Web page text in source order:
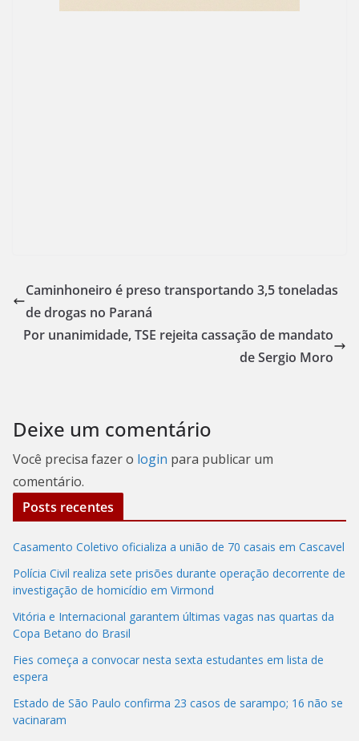
Caminhoneiro é preso transportando 3,5 toneladas
de drogas no Paraná
Por unanimidade, TSE rejeita cassação de mandato
de Sergio Moro
Deixe um comentário
Você precisa fazer o login para publicar um
comentário.
Posts recentes
Casamento Coletivo oficializa a união de 70 casais em Cascavel
Polícia Civil realiza sete prisões durante operação decorrente de
investigação de homicídio em Virmond
Vitória e Internacional garantem últimas vagas nas quartas da
Copa Betano do Brasil
Fies começa a convocar nesta sexta estudantes em lista de
espera
Estado de São Paulo confirma 23 casos de sarampo; 16 não se
vacinaram